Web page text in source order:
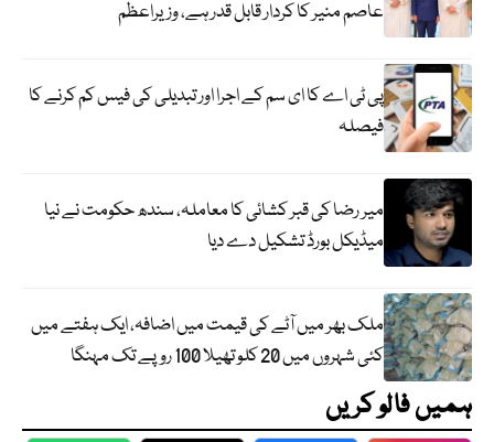
عاصم منیر کا کردار قابل قدر ہے، وزیراعظم
پی ٹی اے کا ای سم کے اجرا اور تبدیلی کی فیس کم کرنے کا
فیصلہ
میر رضا کی قبر کشائی کا معاملہ، سندھ حکومت نے نیا
میڈیکل بورڈ تشکیل دے دیا
ملک بھر میں آٹے کی قیمت میں اضافہ، ایک ہفتے میں
کئی شہروں میں 20 کلو تھیلا 100 روپے تک مہنگا
ہمیں فالو کریں